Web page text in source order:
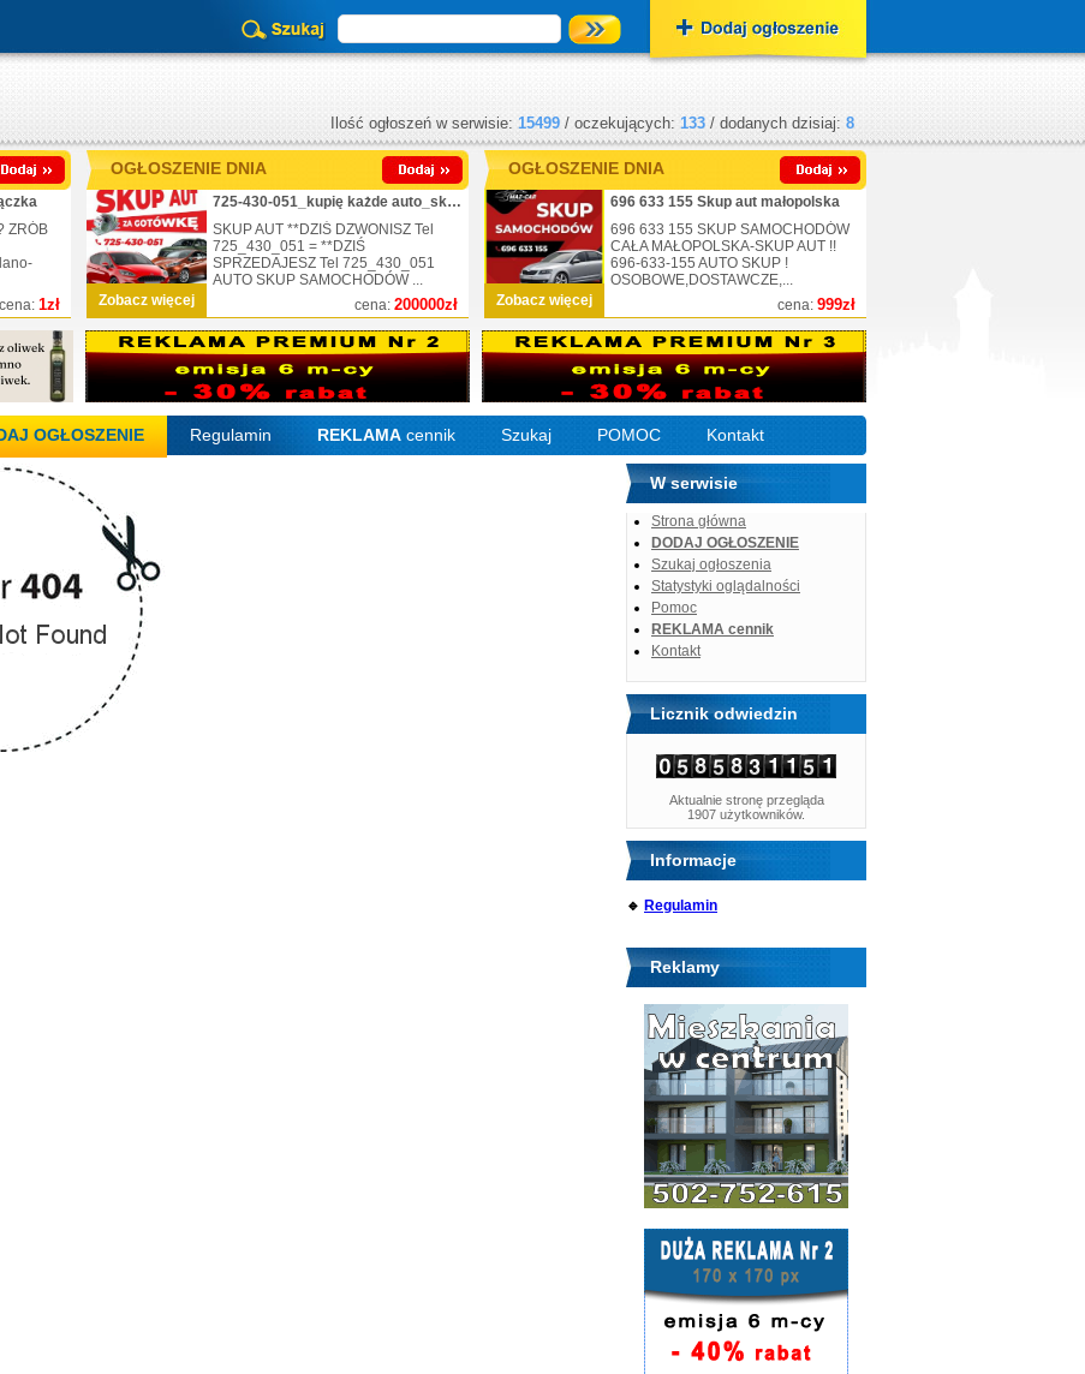
Ilość ogłoszeń w serwisie: 15499 / oczekujących: 133 / dodanych dzisiaj: 8
cena: 1zł
ZRÓB
OGŁOSZENIE DNIA
Zobacz więcej cena: 200000zł
725-430-051_kupię każde auto_skup_nr.1
SKUP AUT **DZIŚ DZWONISZ Tel
725_430_051 = **DZIŚ
SPRZEDAJESZ Tel 725_430_051
AUTO SKUP SAMOCHODÓW ...
OGŁOSZENIE DNIA
Zobacz więcej cena: 999zł
696 633 155 Skup aut małopolska
696 633 155 SKUP SAMOCHODÓW
CAŁA MAŁOPOLSKA-SKUP AUT !!
696-633-155 AUTO SKUP !
OSOBOWE,DOSTAWCZE,...
OGŁOSZENIE Regulamin REKLAMA cennik Szukaj POMOC Kontakt
W serwisie
Strona główna
DODAJ OGŁOSZENIE
Szukaj ogłoszenia
Statystyki oglądalności
Pomoc
REKLAMA cennik
Kontakt
Licznik odwiedzin
Aktualnie stronę przegląda
1907 użytkowników.
Informacje
🔹 Regulamin
Reklamy